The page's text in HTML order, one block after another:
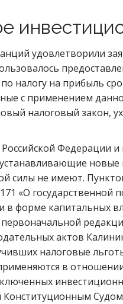
удовлетворили
налогу на прибыль
с применением
налоговый закон,
Федерации
силы не имеют.
«О государственной
в форме капитальных
актов
налоговые
в